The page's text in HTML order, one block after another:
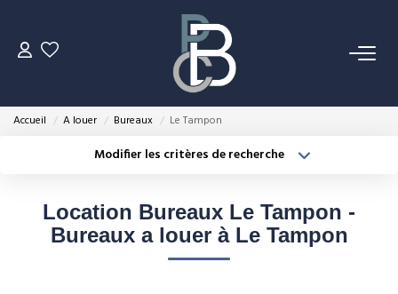
VENTES
NOS MÉTIERS
Accueil A louer Bureaux Le Tampon
Modifier les critères de recherche
Sélectionnez...
Type de bien
Surface min
Location Bureaux Le Tampon -
Bureaux a louer à Le Tampon